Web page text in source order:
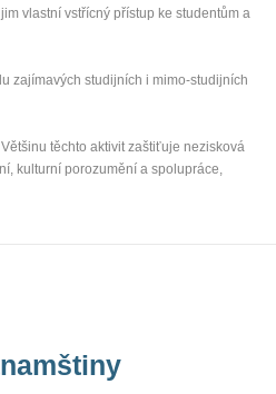
vlastní vstřícný přístup ke studentům a
zajímavých studijních i mimo-studijních
Většinu těchto aktivit zaštiťuje nezisková
kulturní porozumění a spolupráce,